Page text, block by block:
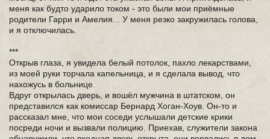
меня как будто ударило током - это были мои приёмные
родители Гарри и Амелия... У меня резко закружилась голова,
и я отключилась.
***
Открыв глаза, я увидела белый потолок, пахло лекарствами,
из моей руки торчала капельница, и я сделала вывод, что
нахожусь в больнице.
Вдруг открылась дверь, и вошёл мужчина в штатском, он
представился как комиссар Бернард Хоган-Хоув. Он-то и
рассказал мне, что мои соседи услышали детские крики
посреди ночи и вызвали полицию. Приехав, служители закона